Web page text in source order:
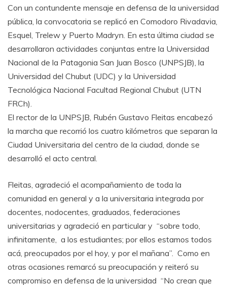
Con un contundente mensaje en defensa de la universidad
pública, la convocatoria se replicó en Comodoro Rivadavia,
Esquel, Trelew y Puerto Madryn. En esta última ciudad se
desarrollaron actividades conjuntas entre la Universidad
Nacional de la Patagonia San Juan Bosco (UNPSJB), la
Universidad del Chubut (UDC) y la Universidad
Tecnológica Nacional Facultad Regional Chubut (UTN
FRCh).
El rector de la UNPSJB, Rubén Gustavo Fleitas encabezó
la marcha que recorrió los cuatro kilómetros que separan la
Ciudad Universitaria del centro de la ciudad, donde se
desarrolló el acto central.
Fleitas, agradeció el acompañamiento de toda la
comunidad en general y a la universitaria integrada por
docentes, nodocentes, graduados, federaciones
universitarias y agradeció en particular y “sobre todo,
infinitamente, a los estudiantes; por ellos estamos todos
acá, preocupados por el hoy, y por el mañana”. Como en
otras ocasiones remarcó su preocupación y reiteró su
compromiso en defensa de la universidad “No crean que